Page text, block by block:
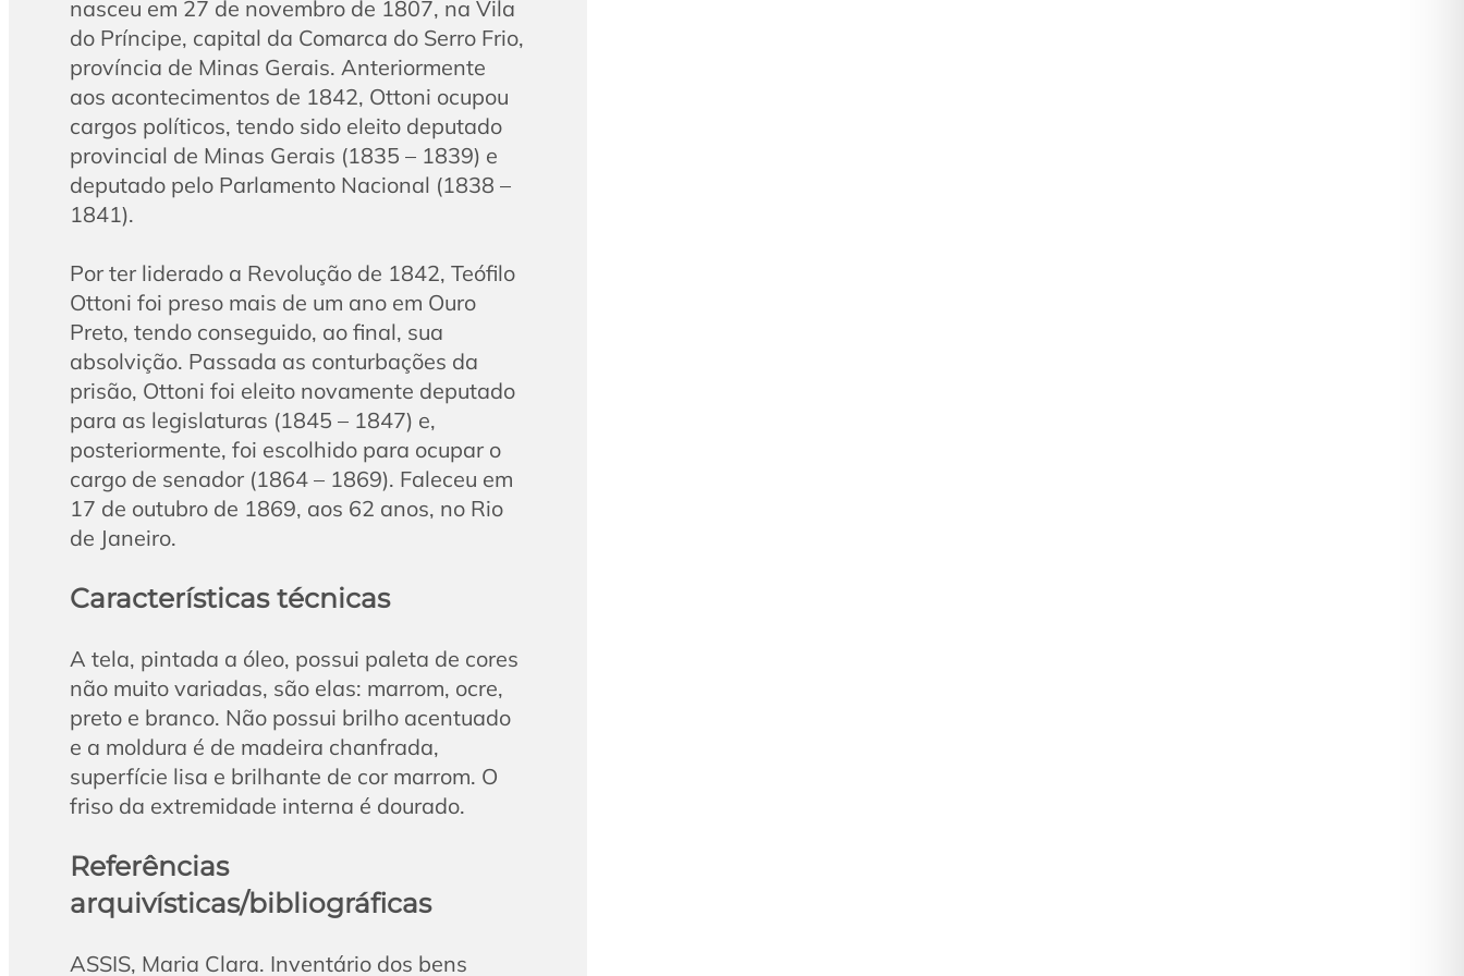
nasceu em 27 de novembro de 1807, na Vila
do Príncipe, capital da Comarca do Serro Frio,
província de Minas Gerais. Anteriormente
aos acontecimentos de 1842, Ottoni ocupou
cargos políticos, tendo sido eleito deputado
provincial de Minas Gerais (1835 – 1839) e
deputado pelo Parlamento Nacional (1838 –
1841).
Por ter liderado a Revolução de 1842, Teófilo
Ottoni foi preso mais de um ano em Ouro
Preto, tendo conseguido, ao final, sua
absolvição. Passada as conturbações da
prisão, Ottoni foi eleito novamente deputado
para as legislaturas (1845 – 1847) e,
posteriormente, foi escolhido para ocupar o
cargo de senador (1864 – 1869). Faleceu em
17 de outubro de 1869, aos 62 anos, no Rio
de Janeiro.
Características técnicas
A tela, pintada a óleo, possui paleta de cores
não muito variadas, são elas: marrom, ocre,
preto e branco. Não possui brilho acentuado
e a moldura é de madeira chanfrada,
superfície lisa e brilhante de cor marrom. O
friso da extremidade interna é dourado.
Referências
arquivísticas/bibliográficas
ASSIS, Maria Clara. Inventário dos bens